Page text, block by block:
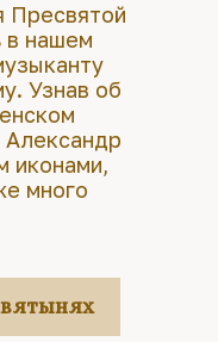
Пресвятой
в нашем
Узнав об
Александр
иконами,
много